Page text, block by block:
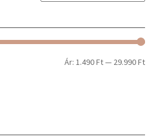
Ár: 1.490 Ft— 29.990 Ft